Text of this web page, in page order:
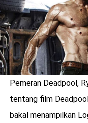
Pemeran Deadpool,
tentang film
bakal menampilkan